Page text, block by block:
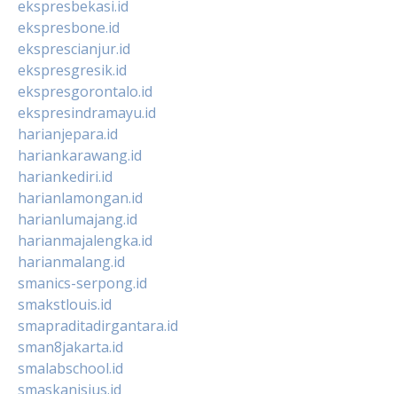
ekspresbekasi.id
ekspresbone.id
eksprescianjur.id
ekspresgresik.id
ekspresgorontalo.id
ekspresindramayu.id
harianjepara.id
hariankarawang.id
hariankediri.id
harianlamongan.id
harianlumajang.id
harianmajalengka.id
harianmalang.id
smanics-serpong.id
smakstlouis.id
smapraditadirgantara.id
sman8jakarta.id
smalabschool.id
smaskanisius.id